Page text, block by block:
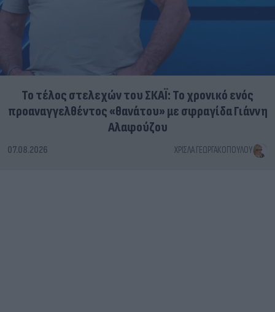
Το τέλος στελεχών του ΣΚΑΪ: Το χρονικό ενός
προαναγγελθέντος «θανάτου» με σφραγίδα Γιάννη
Αλαφούζου
07.08.2026 ΧΡΊΣΛΑ ΓΕΩΡΓΑΚΟΠΟΎΛΟΥ